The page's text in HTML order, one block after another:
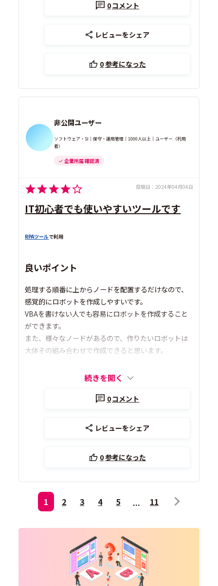
0コメント
レビューをシェア
0参考になった
非公開ユーザー
ソフトウェア・SI｜保守・運用管理｜1000人以上｜ユーザー（利用
者）
企業所属 確認済
投稿日： 2024年04月04日
IT初心者でも使いやすいツールです
RPAツールで利用
良いポイント
処理する順番に上からノードを配置するだけなので、
感覚的にロボットを作成しやすいです。
VBAを書けない人でも容易にロボットを作成すること
ができます。
また、様々なノードがあるので、作りたいロボットは
大体その組み合わせで作成できると思います。
続きを開く
0コメント
レビューをシェア
0参考になった
1 2 3 4 5 11